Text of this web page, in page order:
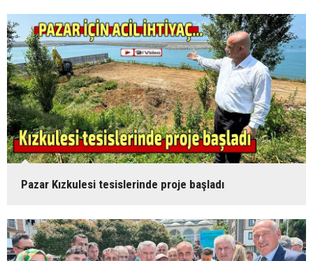
Pazar Kızkulesi tesislerinde proje başladı